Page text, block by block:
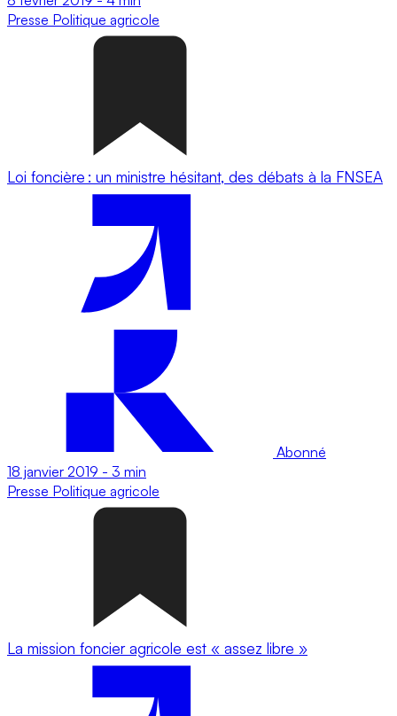
Presse Politique agricole
Loi foncière : un ministre hésitant, des débats à la FNSEA
Abonné
18 janvier 2019 - 3 min
Presse Politique agricole
La mission foncier agricole est « assez libre »